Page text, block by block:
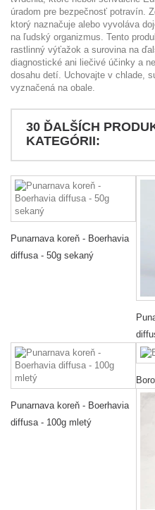
úradom pre bezpečnosť potravín.
ktorý naznačuje alebo vyvoláva
na ľudský organizmus. Tento
rastlinný výťažok a surovina na
diagnostické ani liečivé účinky a
dosahu detí. Uchovajte v chlade,
vyznačená na obale.
30 ĎALŠÍCH
KATEGÓRII:
Punarnava koreň - Boerhavia
diffusa - 50g sekaný
Punarnava koreň - Boerhavia
diffusa - 100g mletý